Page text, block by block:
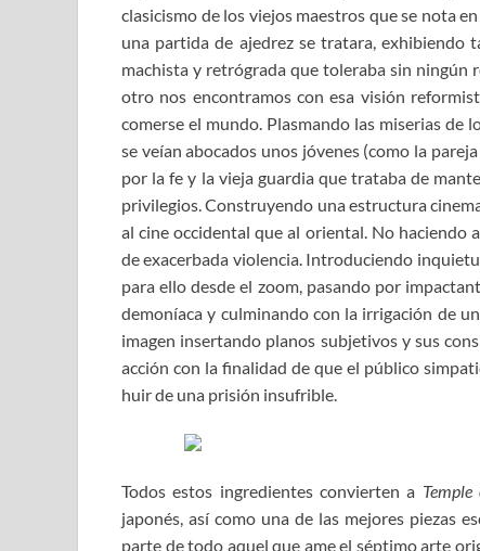
clasicismo de los viejos maestros que se nota
una partida de ajedrez se tratara, exhibiendo
machista y retrógrada que toleraba sin ningún
otro nos encontramos con esa visión
comerse el mundo. Plasmando las miserias de
se veían abocados unos jóvenes (como la
por la fe y la vieja guardia que trataba de
privilegios. Construyendo una estructura
al cine occidental que al oriental. No haciendo
de exacerbada violencia. Introduciendo
para ello desde el zoom, pasando por
demoníaca y culminando con la irrigación de
imagen insertando planos subjetivos y sus
acción con la finalidad de que el público
huir de una prisión insufrible.
Todos estos ingredientes convierten a
japonés, así como una de las mejores piezas
parte de todo aquel que ame el séptimo arte